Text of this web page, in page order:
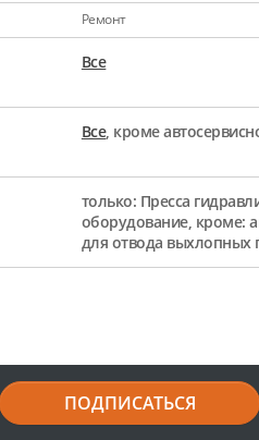
Ремонт
Все
Все, кроме
только: Пресса
оборудование, кроме:
для отвода выхлопных
ПОДПИСАТЬСЯ